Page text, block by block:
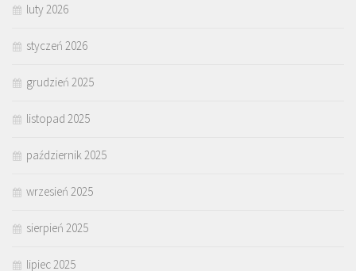
luty 2026
styczeń 2026
grudzień 2025
listopad 2025
październik 2025
wrzesień 2025
sierpień 2025
lipiec 2025